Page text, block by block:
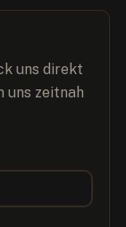
uns direkt
uns zeitnah